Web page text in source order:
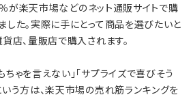
が楽天市場などのネット通販サイトで購
した。実際に手にとって商品を選びたいと
店、量販店で購入されます。
ゃを言えない」「サプライズで喜びそう
う方は、楽天市場の売れ筋ランキングを